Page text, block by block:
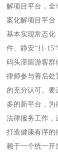
解项目平台，全
案化解项目平台
基本实现常态化
件、静安
码头滞留游客群
律师参与善后处
的充分认可。要
多的新平台，
法律服务工作，
打造健康有序的
赖于一个统一开